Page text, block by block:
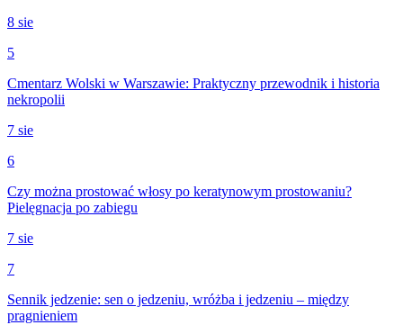
8 sie
5
Cmentarz Wolski w Warszawie: Praktyczny przewodnik i historia
nekropolii
7 sie
6
Czy można prostować włosy po keratynowym prostowaniu?
Pielęgnacja po zabiegu
7 sie
7
Sennik jedzenie: sen o jedzeniu, wróżba i jedzeniu – między
pragnieniem